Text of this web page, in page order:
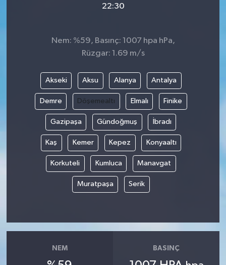
22:30
Nem: %59, Basınç: 1007 hpa hPa,
Rüzgar: 1.69 m/s
Akseki Aksu Alanya Antalya
Demre Döşemealtı Elmalı Finike
Gazipaşa Gündoğmuş İbradı
Kaş Kemer Kepez Konyaaltı
Korkuteli Kumluca Manavgat
Muratpaşa Serik
NEM BASINÇ